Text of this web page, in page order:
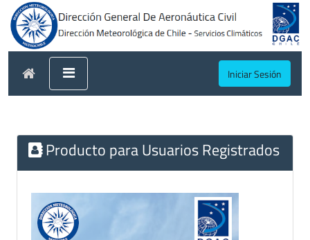
Iniciar Sesión
Producto para Usuarios Registrados